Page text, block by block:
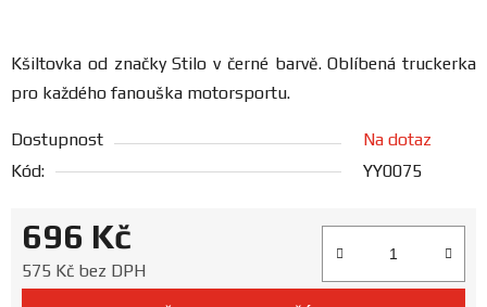
Doprava
Ceníky
katalogy
Prodejny
Kšiltovka od značky Stilo v černé barvě. Oblíbená truckerka
pro každého fanouška motorsportu.
Dostupnost
Na dotaz
Kód:
YY0075
696 Kč
575 Kč bez DPH